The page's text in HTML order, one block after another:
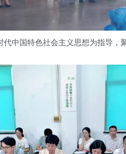
国特色社会主义思想为指导，